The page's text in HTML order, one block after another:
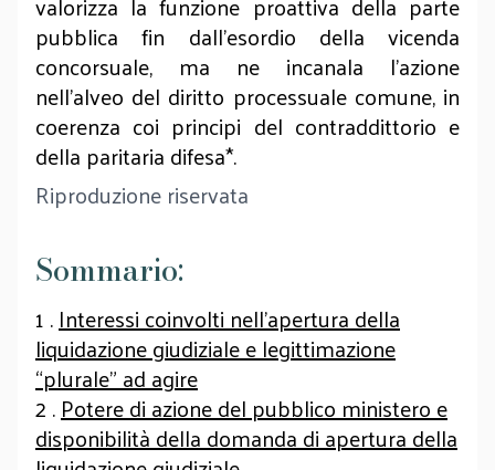
pubblica fin dall’esordio della vicenda
concorsuale, ma ne incanala l’azione
nell’alveo del diritto processuale comune, in
coerenza coi principi del contraddittorio e
della paritaria difesa*.
Riproduzione riservata
Sommario:
1 .Interessi coinvolti nell’apertura della
liquidazione giudiziale e legittimazione
“plurale” ad agire
2 .Potere di azione del pubblico ministero e
disponibilità della domanda di apertura della